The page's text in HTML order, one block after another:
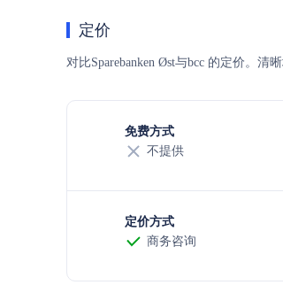
定价
对比Sparebanken Øst与bcc 的定价。
免费方式
不提供
定价方式
商务咨询